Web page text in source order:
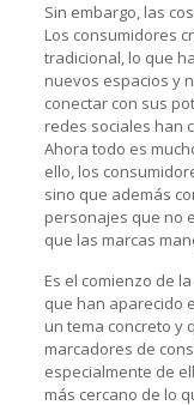
Sin embargo, las
Los consumidores
tradicional, lo que
nuevos espacios y
conectar con sus
redes sociales han
Ahora todo es
ello, los
sino que además
personajes que no
que las marcas
Es el comienzo de
que han aparecido
un tema concreto y
marcadores de
especialmente de
más cercano de lo